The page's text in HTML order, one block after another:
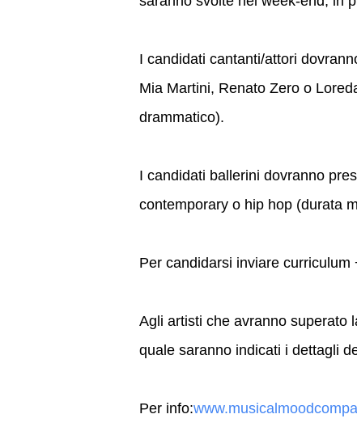
I candidati cantanti/attori
Mia Martini, Renato Zero o
drammatico).
I candidati ballerini dovranno
contemporary o hip hop (durata
Per candidarsi inviare curriculum
Agli artisti che avranno superato
quale saranno indicati i dettagli
Per info: